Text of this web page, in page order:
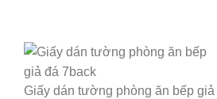
Giấy dán tường phòng ăn bếp